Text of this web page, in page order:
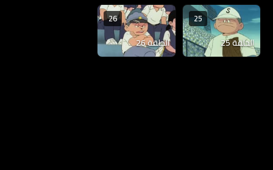
25
الحلقة 25
26
الحلقة 26